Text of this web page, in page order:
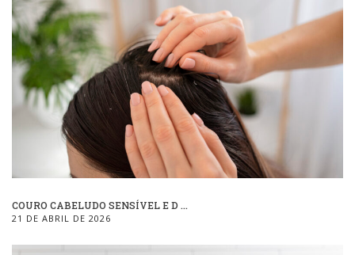
COURO CABELUDO SENSÍVEL E D ...
21 DE ABRIL DE 2026